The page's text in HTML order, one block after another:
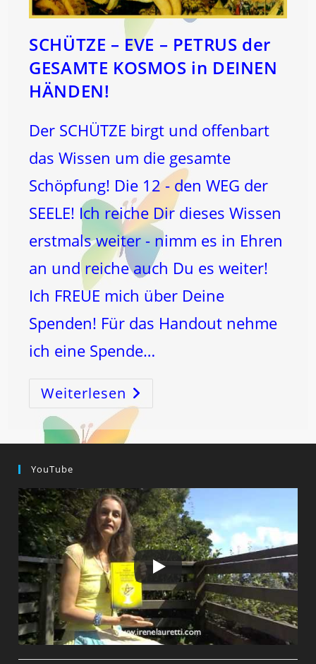
SCHÜTZE – EVE – PETRUS der
GESAMTE KOSMOS in DEINEN
HÄNDEN!
Der SCHÜTZE birgt und offenbart
das Wissen um die gesamte
Schöpfung! Die 12 - den WEG der
SEELE! Ich reiche Dir dieses Wissen
erstmals weiter - nimm es in Ehren
an und reiche auch Du es weiter!
Ich FREUE mich über Deine
Spenden! Für das Handout nehme
ich eine Spende…
Weiterlesen SCHÜTZE
EVE
PETRUS
Der
HÄNDEN!
YouTube